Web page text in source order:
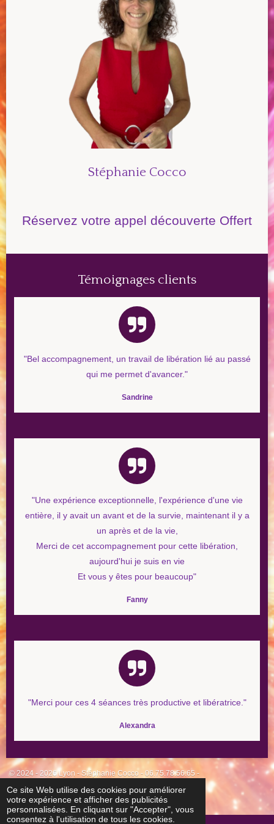
Ce site Web utilise des cookies pour améliorer
votre expérience et afficher des publicités
personnalisées. En cliquant sur "Accepter", vous
consentez à l'utilisation de tous les cookies.
Stéphanie Cocco
Réservez votre appel découverte Offert
Témoignages clients
"Bel accompagnement, un travail de libération lié au passé
qui me permet d'avancer."
Sandrine
"Une expérience exceptionnelle, l'expérience d'une vie
entière, il y avait un avant et de la survie, maintenant il y a
un après et de la vie,
Merci de cet accompagnement pour cette libération,
aujourd'hui je suis en vie
Et vous y êtes pour beaucoup"
Fanny
"Merci pour ces 4 séances très productive et libératrice."
Alexandra
© 2024 - 2026 Lyon - Stéphanie Cocco - 06.75.78.56.65 -
stephanie.cocco69@gmail.com
Propulsé parWebador